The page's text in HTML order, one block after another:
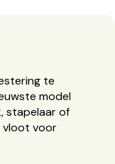
te
model
stapelaar of
vloot voor